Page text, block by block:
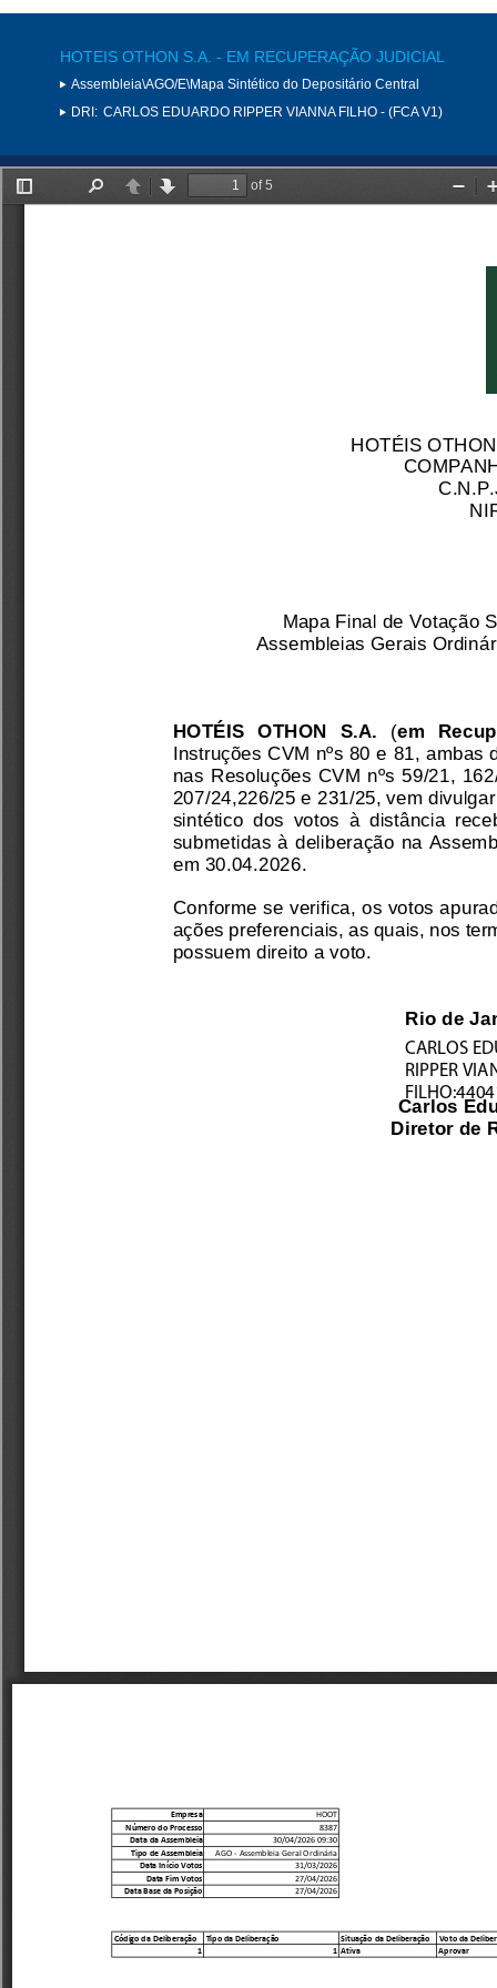
HOTEIS OTHON S.A. - EM RECUPERAÇÃO JUDICIAL
Assembleia\AGO/E\Mapa Sintético do Depositário Central
DRI: CARLOS EDUARDO RIPPER VIANNA FILHO - (FCA V1)